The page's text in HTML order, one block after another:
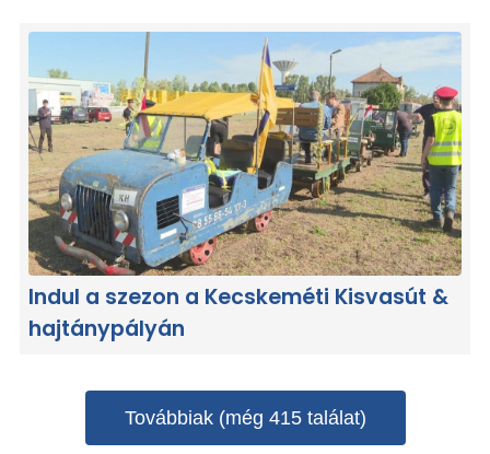
Indul a szezon a Kecskeméti Kisvasút &
hajtánypályán
Továbbiak (még 415 találat)